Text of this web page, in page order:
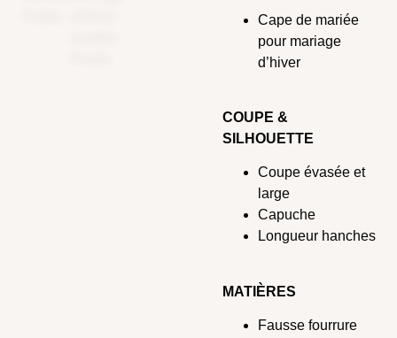
Cape de mariée
pour mariage
d’hiver
COUPE &
SILHOUETTE
Coupe évasée et
large
Capuche
Longueur hanches
MATIÈRES
Fausse fourrure